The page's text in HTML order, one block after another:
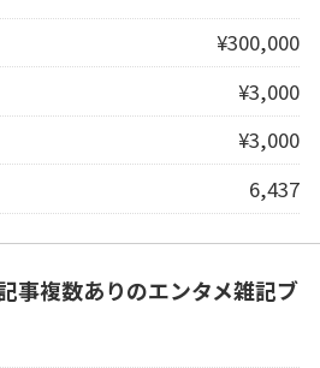
¥300,000
¥3,000
¥3,000
6,437
事複数ありのエンタメ雑記ブ